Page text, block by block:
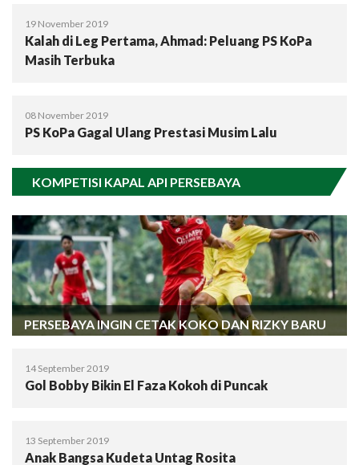
19 November 2019
Kalah di Leg Pertama, Ahmad: Peluang PS KoPa
Masih Terbuka
08 November 2019
PS KoPa Gagal Ulang Prestasi Musim Lalu
KOMPETISI KAPAL API PERSEBAYA
PERSEBAYA INGIN CETAK KOKO DAN RIZKY BARU
14 September 2019
Gol Bobby Bikin El Faza Kokoh di Puncak
13 September 2019
Anak Bangsa Kudeta Untag Rosita